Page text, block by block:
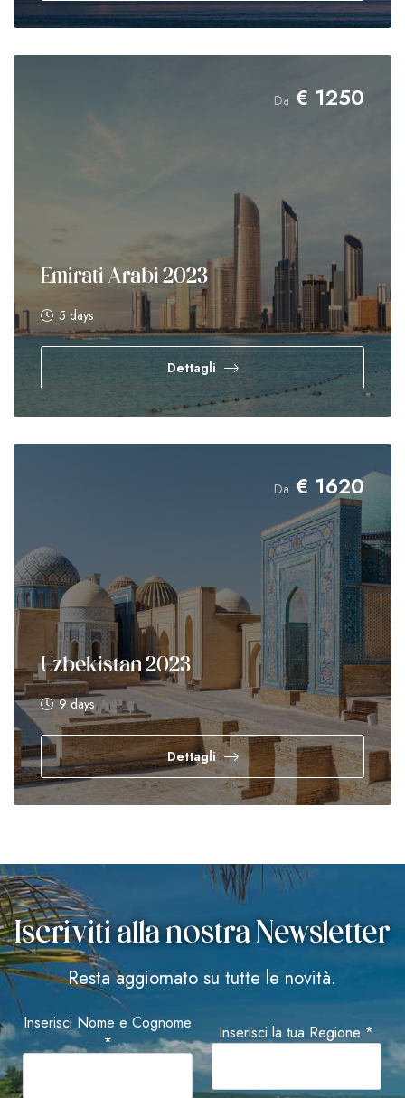
Da € 1250
Emirati Arabi 2023
5 days
Dettagli
Da € 1620
Uzbekistan 2023
9 days
Dettagli
Iscriviti alla nostra Newsletter
Resta aggiornato su tutte le novità.
Inserisci Nome e Cognome
*
Inserisci la tua Regione *